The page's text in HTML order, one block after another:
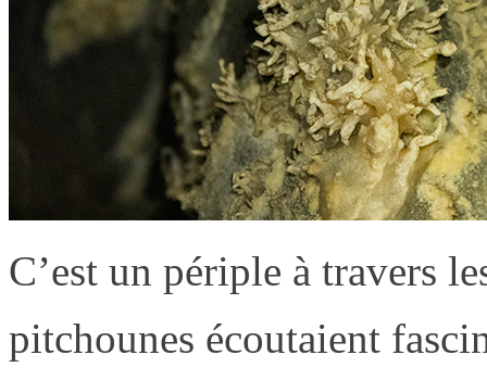
C’est un périple à travers
pitchounes écoutaient